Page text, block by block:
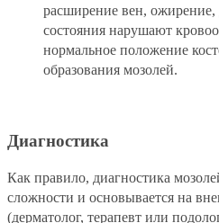
расширение вен,
состояния нарушают
нормальное положение
образования мозолей.
Диагностика
Как правило, диагностика
сложности и основывается на
(дерматолог, терапевт или